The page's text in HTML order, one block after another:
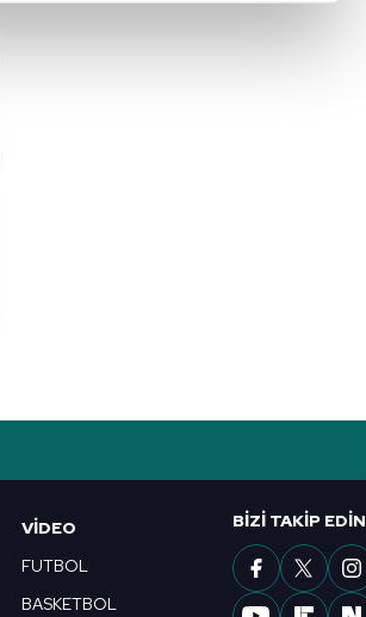
ait çerezler kullanılmaktadır. Bu
hizmetlerinin sunulması
ve sizlere yönelik
kullanılacaktır.
okumak ve sitemizde ilgili
VIDEO
FUTBOL
BASKETBOL
BIZI TAKIP EDIN